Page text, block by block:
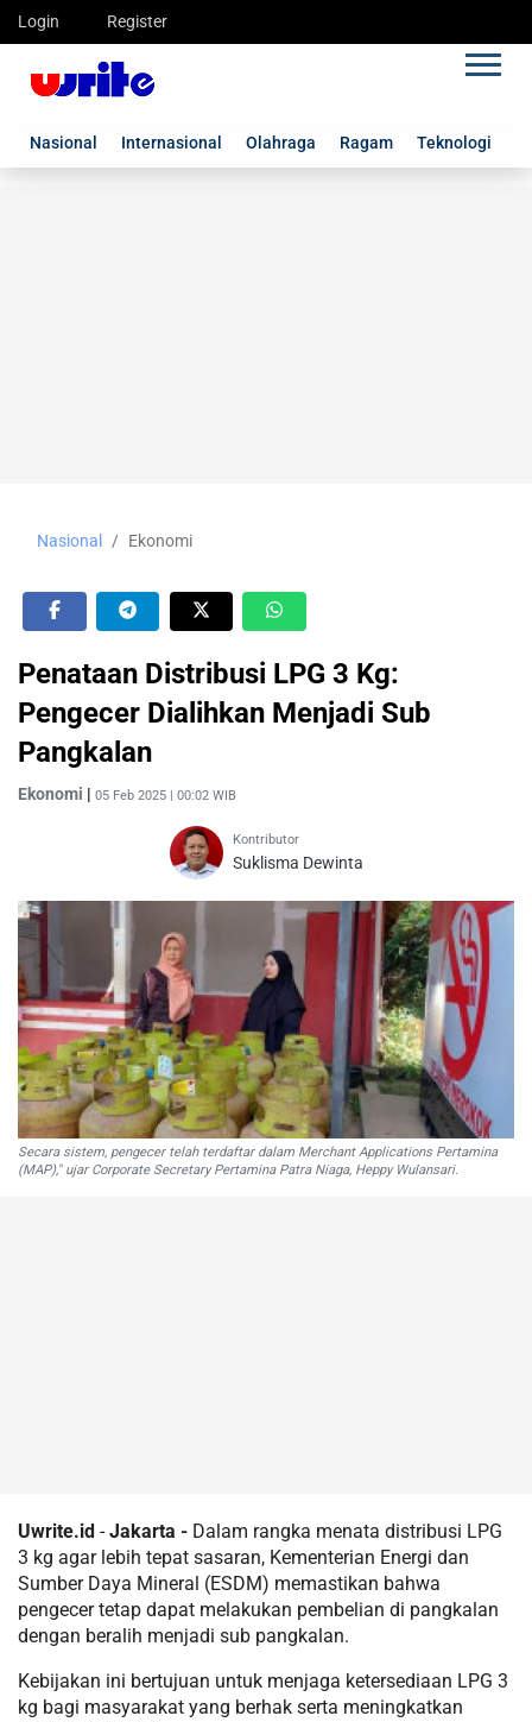
Login Register
Nasional Internasional Olahraga Ragam Teknologi
Nasional Ekonomi
Penataan Distribusi LPG 3 Kg:
Pengecer Dialihkan Menjadi Sub
Pangkalan
Ekonomi | 05 Feb 2025 | 00:02 WIB
Kontributor
Suklisma Dewinta
Secara sistem, pengecer telah terdaftar dalam Merchant Applications Pertamina
(MAP)," ujar Corporate Secretary Pertamina Patra Niaga, Heppy Wulansari.
Uwrite.id -Jakarta - Dalam rangka menata distribusi LPG
3 kg agar lebih tepat sasaran, Kementerian Energi dan
Sumber Daya Mineral (ESDM) memastikan bahwa
pengecer tetap dapat melakukan pembelian di pangkalan
dengan beralih menjadi sub pangkalan.
Kebijakan ini bertujuan untuk menjaga ketersediaan LPG 3
kg bagi masyarakat yang berhak serta meningkatkan